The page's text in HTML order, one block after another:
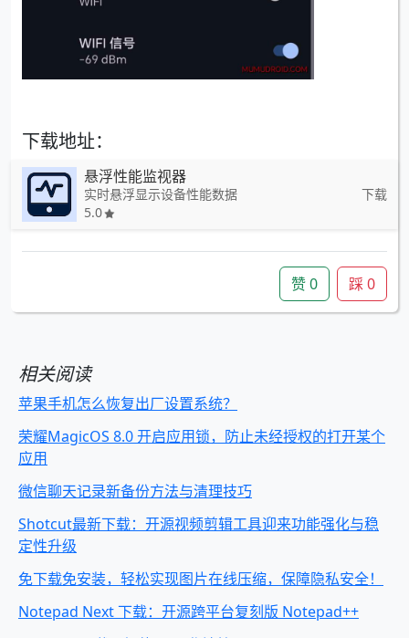
下载地址：
悬浮性能监视器
实时悬浮显示设备性能数据
5.0
下载
赞0 踩0
相关阅读
苹果手机怎么恢复出厂设置系统？
荣耀MagicOS 8.0 开启应用锁，防止未经授权的打开某个
应用
微信聊天记录新备份方法与清理技巧
Shotcut最新下载：开源视频剪辑工具迎来功能强化与稳
定性升级
免下载免安装，轻松实现图片在线压缩，保障隐私安全！
Notepad Next 下载：开源跨平台复刻版 Notepad++